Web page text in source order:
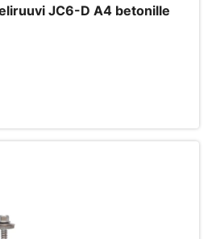
JC6-D A4 betonille